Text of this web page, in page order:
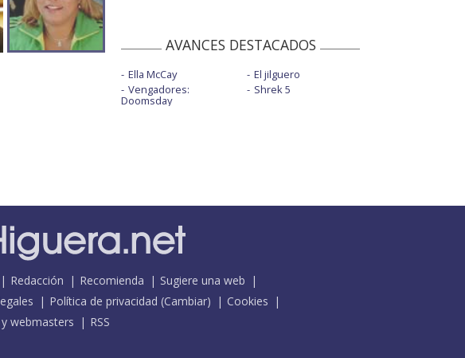
AVANCES DESTACADOS
Ella McCay
Vengadores:
Doomsday
El jilguero
Shrek 5
Redacción Recomienda
Sugiere una web
Política de privacidad (Cambiar)
Cookies
webmasters
RSS